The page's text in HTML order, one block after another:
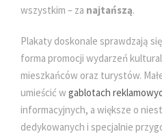
wszystkim – za najtańszą.
Plakaty doskonale sprawdzają
forma promocji wydarzeń
mieszkańców oraz turystów.
umieścić wgablotach
informacyjnych, a większe o
dedykowanych i specjalnie